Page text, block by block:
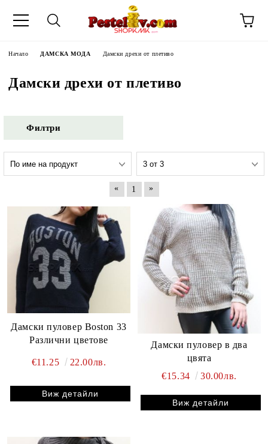
НА
Начало ДАМСКА МОДА Дамски дрехи от плетиво
Дамски дрехи от плетиво
Филтри
« 1 »
Дамски пуловер Boston 33
Различни цветове
€11.25 22.00лв.
Виж детайли
Дамски пуловер в два
цвята
€15.34
30.00лв.
Виж детайли